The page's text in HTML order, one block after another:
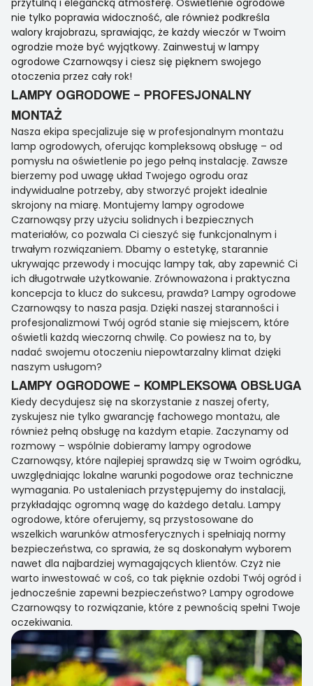
przytulną i elegancką atmosferę. Oświetlenie ogrodowe
nie tylko poprawia widoczność, ale również podkreśla
walory krajobrazu, sprawiając, że każdy wieczór w Twoim
ogrodzie może być wyjątkowy. Zainwestuj w lampy
ogrodowe Czarnowąsy i ciesz się pięknem swojego
otoczenia przez cały rok!
LAMPY OGRODOWE – PROFESJONALNY
MONTAŻ
Nasza ekipa specjalizuje się w profesjonalnym montażu
lamp ogrodowych, oferując kompleksową obsługę – od
pomysłu na oświetlenie po jego pełną instalację. Zawsze
bierzemy pod uwagę układ Twojego ogrodu oraz
indywidualne potrzeby, aby stworzyć projekt idealnie
skrojony na miarę. Montujemy lampy ogrodowe
Czarnowąsy przy użyciu solidnych i bezpiecznych
materiałów, co pozwala Ci cieszyć się funkcjonalnym i
trwałym rozwiązaniem. Dbamy o estetykę, starannie
ukrywając przewody i mocując lampy tak, aby zapewnić Ci
ich długotrwałe użytkowanie. Zrównoważona i praktyczna
koncepcja to klucz do sukcesu, prawda? Lampy ogrodowe
Czarnowąsy to nasza pasja. Dzięki naszej staranności i
profesjonalizmowi Twój ogród stanie się miejscem, które
oświetli każdą wieczorną chwilę. Co powiesz na to, by
nadać swojemu otoczeniu niepowtarzalny klimat dzięki
naszym usługom?
LAMPY OGRODOWE – KOMPLEKSOWA OBSŁUGA
Kiedy decydujesz się na skorzystanie z naszej oferty,
zyskujesz nie tylko gwarancję fachowego montażu, ale
również pełną obsługę na każdym etapie. Zaczynamy od
rozmowy – wspólnie dobieramy lampy ogrodowe
Czarnowąsy, które najlepiej sprawdzą się w Twoim ogródku,
uwzględniając lokalne warunki pogodowe oraz techniczne
wymagania. Po ustaleniach przystępujemy do instalacji,
przykładając ogromną wagę do każdego detalu. Lampy
ogrodowe, które oferujemy, są przystosowane do
wszelkich warunków atmosferycznych i spełniają normy
bezpieczeństwa, co sprawia, że są doskonałym wyborem
nawet dla najbardziej wymagających klientów. Czyż nie
warto inwestować w coś, co tak pięknie ozdobi Twój ogród i
jednocześnie zapewni bezpieczeństwo? Lampy ogrodowe
Czarnowąsy to rozwiązanie, które z pewnością spełni Twoje
oczekiwania.